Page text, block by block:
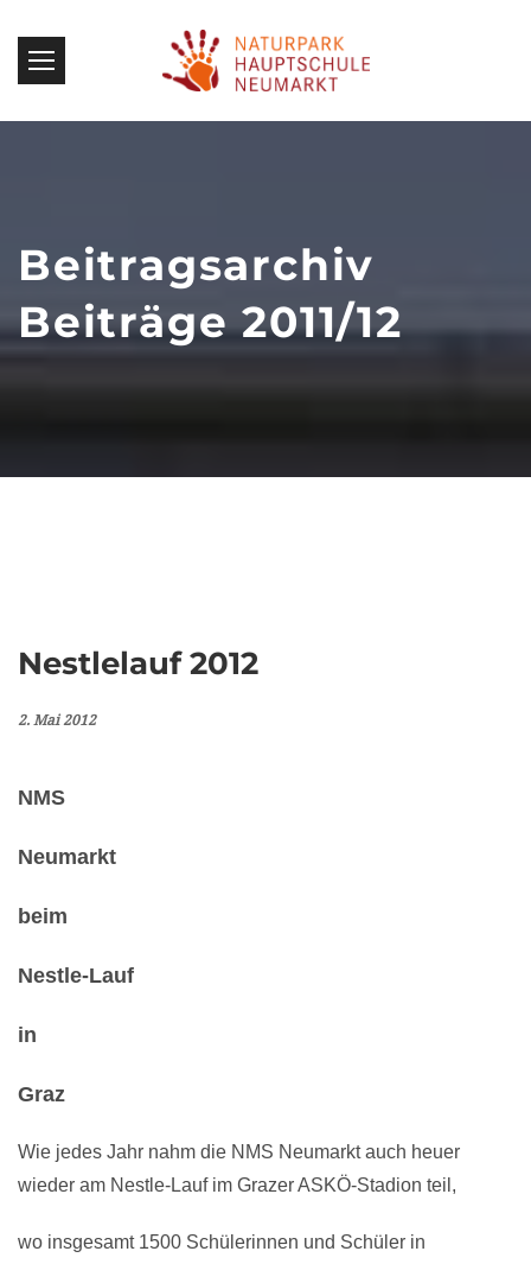
Beitragsarchiv
Beiträge 2011/12
Nestlelauf 2012
2. Mai 2012
NMS
Neumarkt
beim
Nestle-Lauf
in
Graz
Wie jedes Jahr nahm die NMS Neumarkt auch heuer
wieder am Nestle-Lauf im Grazer ASKÖ-Stadion teil,
wo insgesamt 1500 Schülerinnen und Schüler in